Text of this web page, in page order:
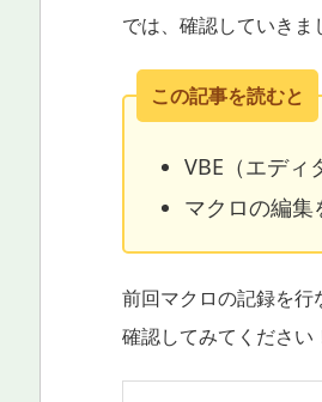
では、確認していきま
この記事を読むと
VBE（エディ
マクロの編集
前回マクロの記録を
確認してみてください